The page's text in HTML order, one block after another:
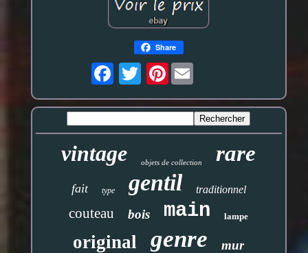
Share
Pinterest
vintage objets de collection rare
fait type gentil traditionnel
couteau bois main lampe
original genre mur